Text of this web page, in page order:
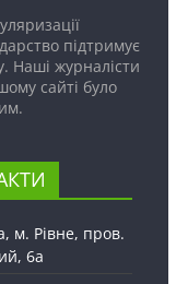
підтримує
Наші журналісти
сайті було
м. Рівне, пров.
6а